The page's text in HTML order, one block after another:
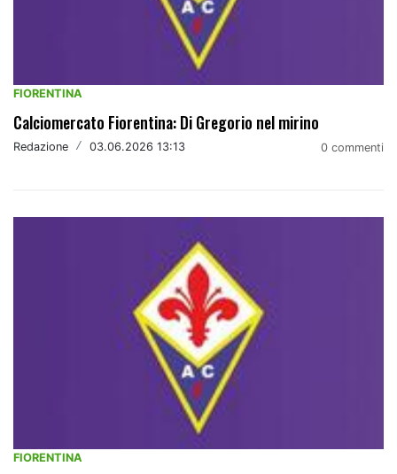
FIORENTINA
Calciomercato Fiorentina: Di Gregorio nel mirino
Redazione / 03.06.2026 13:13 0 commenti
FIORENTINA